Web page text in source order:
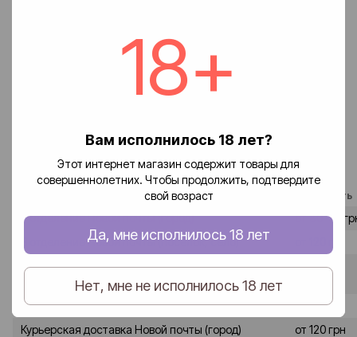
18+
Вам исполнилось 18 лет?
Этот интернет магазин содержит товары для
совершеннолетних. Чтобы продолжить, подтвердите
свой возраст
Да, мне исполнилось 18 лет
Нет, мне не исполнилось 18 лет
Написать отзыв
Доставка Оплата
🚚 Стоимость доставки
«Новая почта».
Стоимость
В отделение Новой почты (город)
от 80–90
В отделение Новой почты (посёлок, село)
В почтомат Новой почты (город)
от 90-100
В почтомат Новой почты (посёлок, село)
от 130 грн
Курьерская доставка Новой почты (город)
от 120 грн